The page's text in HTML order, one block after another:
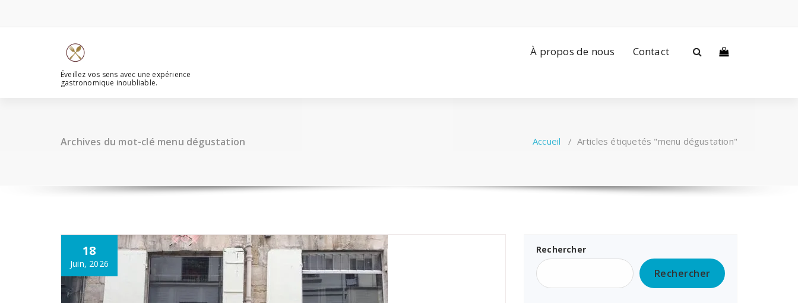
contenu
Éveillez vos sens avec une expérience
gastronomique inoubliable.
À propos de nous Contact
Archives du mot-clé menu dégustation Accueil / Articles étiquetés "menu dégustation"
18
Juin, 2026
Rechercher
Rechercher